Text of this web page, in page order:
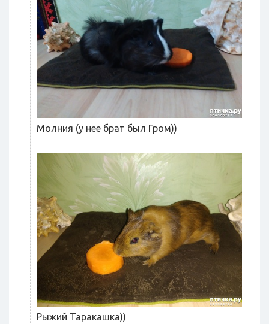
Молния (у нее брат был Гром))
Рыжий Таракашка))